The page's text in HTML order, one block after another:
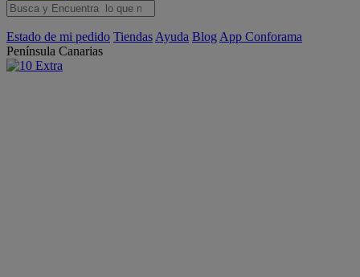
Estado de mi pedido Tiendas Ayuda Blog App Conforama
Península Canarias